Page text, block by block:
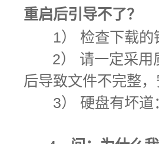
重启后引导不了？
1） 检查下载
2） 请一定采用
后导致文件不完整
3） 硬盘有坏道